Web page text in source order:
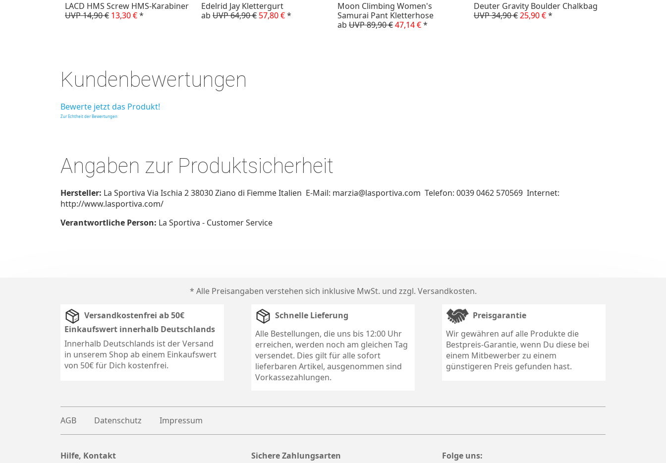
LACD HMS Screw HMS-Karabiner
UVP 14,90 € 13,30 €*
Edelrid Jay Klettergurt
ab UVP 64,90 € 57,80 €*
Moon Climbing Women's
Samurai Pant Kletterhose
ab UVP 89,90 €47,14 €*
Deuter Gravity Boulder Chalkbag
UVP 34,90 €25,90 €*
Kundenbewertungen
Bewerte jetzt das Produkt!
Zur Echtheit der Bewertungen
Angaben zur Produktsicherheit
Hersteller: La Sportiva Via Ischia 2 38030 Ziano di Fiemme Italien E-Mail: marzia@lasportiva.com Telefon: 0039 0462 570569 Internet:
http://www.lasportiva.com/
Verantwortliche Person: La Sportiva - Customer Service
* Alle Preisangaben verstehen sich inklusive MwSt. und zzgl. Versandkosten.
Versandkostenfrei ab 50€
Einkaufswert innerhalb Deutschlands
Innerhalb Deutschlands ist der Versand
in unserem Shop ab einem Einkaufswert
von 50€ für Dich kostenfrei.
Schnelle Lieferung
Alle Bestellungen, die uns bis 12:00 Uhr
erreichen, werden noch am gleichen Tag
versendet. Dies gilt für alle sofort
lieferbaren Artikel, ausgenommen sind
Vorkassezahlungen.
Preisgarantie
Wir gewähren auf alle Produkte die
Bestpreis-Garantie, wenn Du diese bei
einem Mitbewerber zu einem
günstigeren Preis gefunden hast.
AGB Datenschutz Impressum
Hilfe, Kontakt Sichere Zahlungsarten Folge uns: